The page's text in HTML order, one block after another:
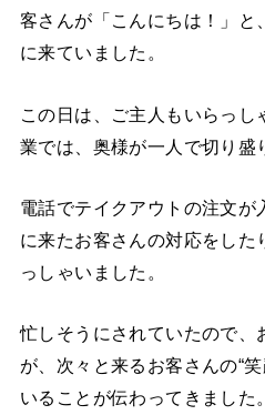
客さんが「こんにちは！」と
に来ていました。
この日は、ご主人もいらっ
業では、奥様が一人で切り盛
電話でテイクアウトの注文が
に来たお客さんの対応をし
っしゃいました。
忙しそうにされていたので、
が、次々と来るお客さんの“
いることが伝わってきました。